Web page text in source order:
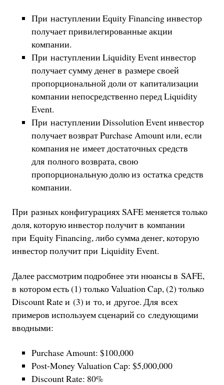
При наступлении Equity Financing инвестор
получает привилегированные акции
компании.
При наступлении Liquidity Event инвестор
получает сумму денег в размере своей
пропорциональной доли от капитализации
компании непосредственно перед Liquidity
Event.
При наступлении Dissolution Event инвестор
получает возврат Purchase Amount или, если
компания не имеет достаточных средств
для полного возврата, свою
пропорциональную долю из остатка средств
компании.
При разных конфигурациях SAFE меняется только
доля, которую инвестор получит в компании
при Equity Financing, либо сумма денег, которую
инвестор получит при Liquidity Event.
Далее рассмотрим подробнее эти нюансы в SAFE,
в котором есть (1) только Valuation Cap, (2) только
Discount Rate и (3) и то, и другое. Для всех
примеров используем сценарий со следующими
вводными:
Purchase Amount: $100,000
Post-Money Valuation Cap: $5,000,000
Discount Rate: 80%